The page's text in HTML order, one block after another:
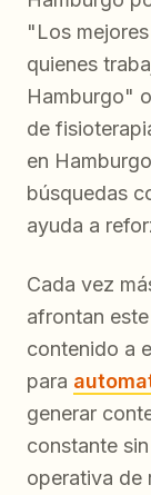
"Los
quienes
Hamburgo"
de
en
búsquedas
ayuda a
Cada vez
afrontan
contenido a
para
generar
constante
operativa de